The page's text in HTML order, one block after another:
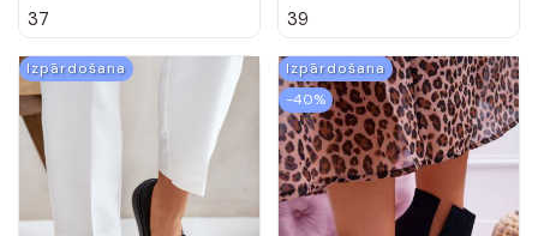
37
Windamella
39
Izpārdošana
Izpārdošana
-40%